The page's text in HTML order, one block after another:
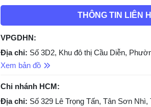
THÔNG TIN LIÊN
VPGDHN:
Địa chỉ: Số 3D2, Khu đô thị Cầu Diễn,
Xem bản đồ
Chi nhánh HCM:
Địa chỉ: Số 329 Lê Trọng Tấn, Tân Sơn